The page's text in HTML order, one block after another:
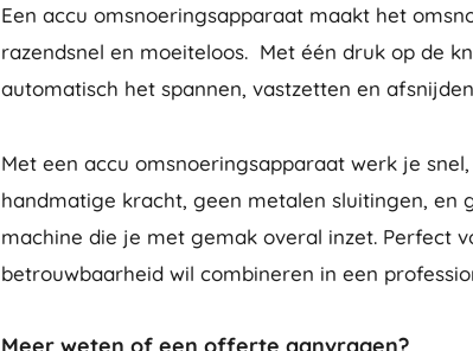
Een accu omsnoeringsapparaat maakt het
razendsnel en moeiteloos. Met één druk op de
automatisch het spannen, vastzetten en
Met een accu omsnoeringsapparaat werk je
handmatige kracht, geen metalen sluitingen, en
machine die je met gemak overal inzet. Perfect
betrouwbaarheid wil combineren in een
Meer weten of een offerte aanvragen?